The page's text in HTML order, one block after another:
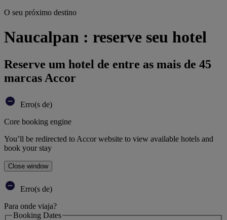
O seu próximo destino
Naucalpan : reserve seu hotel
Reserve um hotel de entre as mais de 45
marcas Accor
Erro(s de)
Core booking engine
You’ll be redirected to Accor website to view available hotels and
book your stay
Close window
Erro(s de)
Para onde viaja?
Booking Dates